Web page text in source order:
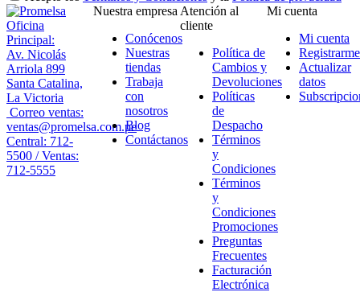
Oficina
Principal:
Av. Nicolás
Arriola 899
Santa Catalina,
La Victoria
Correo ventas:
ventas@promelsa.com.pe
Central: 712-
5500 / Ventas:
712-5555
Nuestra empresa
Conócenos
Nuestras
tiendas
Trabaja
con
nosotros
Blog
Contáctanos
Atención al
cliente
Política de
Cambios y
Devoluciones
Políticas
de
Despacho
Términos
y
Condiciones
Términos
y
Condiciones
Promociones
Preguntas
Frecuentes
Facturación
Electrónica
Mi cuenta
Mi cuenta
Registrarme
Actualizar
datos